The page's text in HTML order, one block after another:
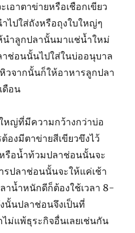
เอาตาข่ายหรือเชือกเขียว
ไปใส่ถังหรือถุงใบใหญ่ๆ
นำลูกปลานั้นมาแช่น้ำใหม่
าช่อนนั้นไปใส่ในบ่ออนุบาล
วจากนั้นก็ให้อาหารลูกปลา
เดือน
หญ่ที่มีความกว้างกว่าบ่อ
องมีตาข่ายสีเขียวขึงไว้
รือน้ำท้วมปลาช่อนนั้นจะ
รปลาช่อนนั้นจะให้แค่เช้า
าน้ำหนักดีก็ต้องใช้เวลา 8-
นั้นปลาช่อนจึงเป็นที่
ม่แพ้ธุระกิจอื่นเลยเช่นกัน